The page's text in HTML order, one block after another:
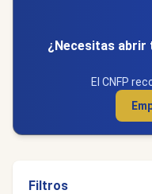
¿Necesitas abrir
El CNFP
Filtros